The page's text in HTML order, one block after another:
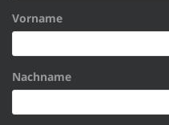
Vorname
Nachname